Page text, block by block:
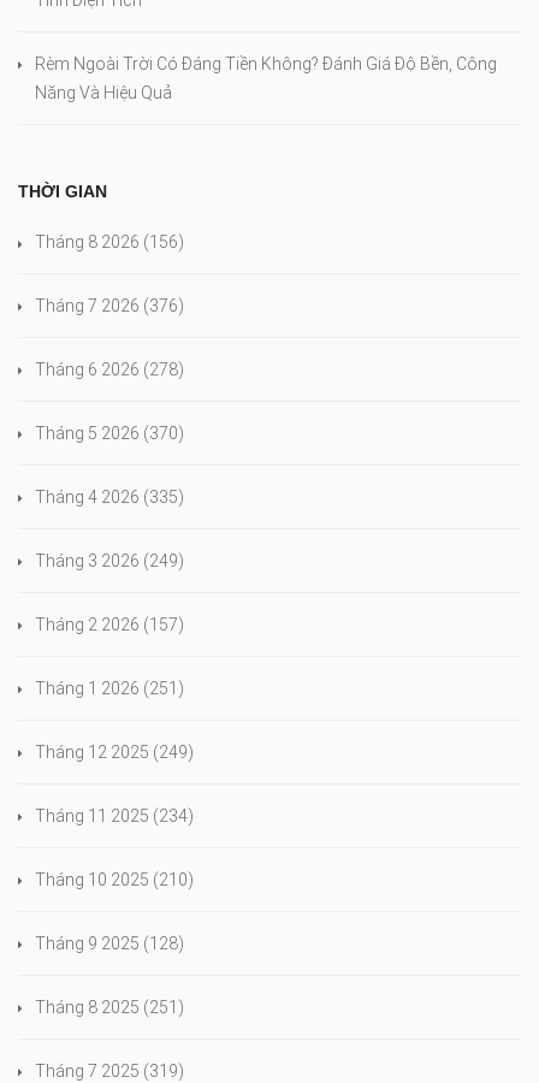
Rèm Ngoài Trời Có Đáng Tiền Không? Đánh Giá Độ Bền, Công
Năng Và Hiệu Quả
THỜI GIAN
Tháng 8 2026 (156)
Tháng 7 2026 (376)
Tháng 6 2026 (278)
Tháng 5 2026 (370)
Tháng 4 2026 (335)
Tháng 3 2026 (249)
Tháng 2 2026 (157)
Tháng 1 2026 (251)
Tháng 12 2025 (249)
Tháng 11 2025 (234)
Tháng 10 2025 (210)
Tháng 9 2025 (128)
Tháng 8 2025 (251)
Tháng 7 2025 (319)